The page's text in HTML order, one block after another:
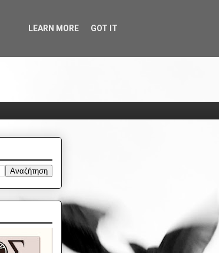
LEARN MORE GOT IT